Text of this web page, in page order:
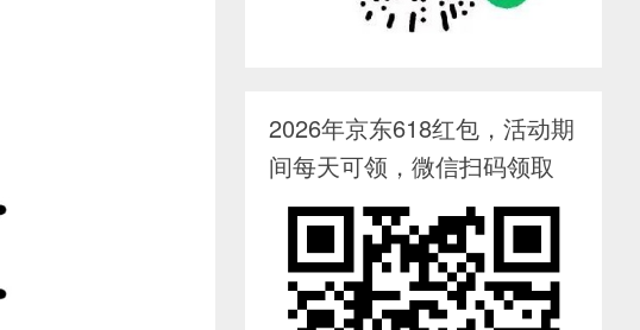
2026年京东618红包，活动期
间每天可领，微信扫码领取